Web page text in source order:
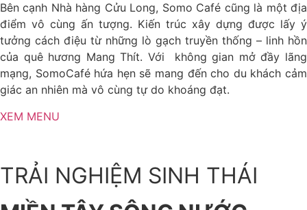
Bên cạnh Nhà hàng Cửu Long, Somo Café cũng là một địa
điểm vô cùng ấn tượng. Kiến trúc xây dựng được lấy ý
tưởng cách điệu từ những lò gạch truyền thống – linh hồn
của quê hương Mang Thít. Với không gian mở đầy lãng
mạng, SomoCafé hứa hẹn sẽ mang đến cho du khách cảm
giác an nhiên mà vô cùng tự do khoáng đạt.
XEM MENU
TRẢI NGHIỆM SINH THÁI